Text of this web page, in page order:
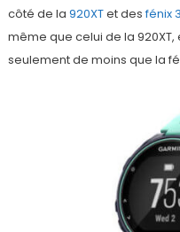
côté de la 920XTet desfénix 3
même que celui de la
seulement de moins que la